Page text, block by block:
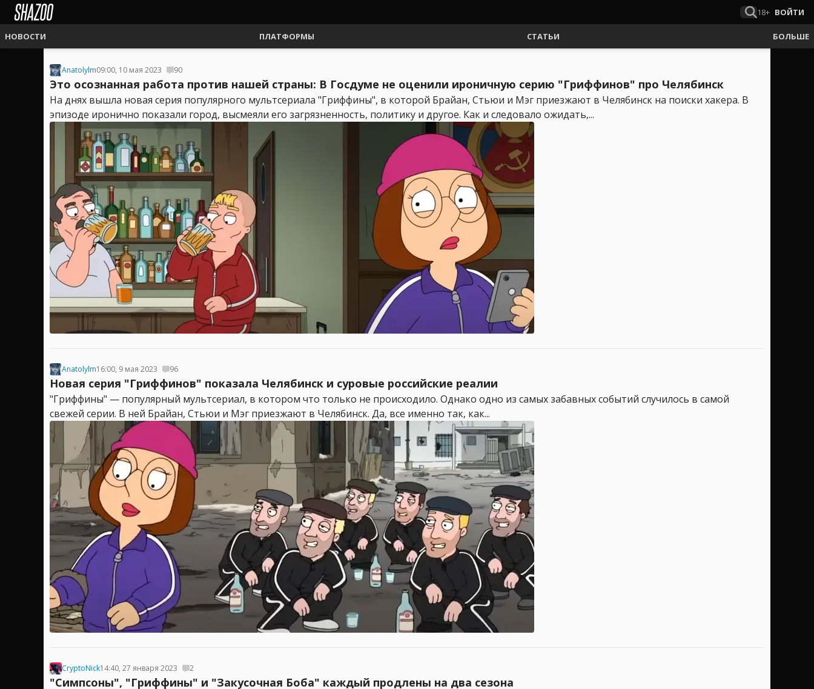
18+ ВОЙТИ
НОВОСТИ ПЛАТФОРМЫ СТАТЬИ БОЛЬШЕ
Anatolylm09:00, 10 мая 2023 90
Это осознанная работа против нашей страны: В Госдуме не оценили ироничную серию "Гриффинов" про Челябинск
На днях вышла новая серия популярного мультсериала "Гриффины", в которой Брайан, Стьюи и Мэг приезжают в Челябинск на поиски хакера. В
эпизоде иронично показали город, высмеяли его загрязненность, политику и другое. Как и следовало ожидать,...
Anatolylm16:00, 9 мая 2023 96
Новая серия "Гриффинов" показала Челябинск и суровые российские реалии
"Гриффины" — популярный мультсериал, в котором что только не происходило. Однако одно из самых забавных событий случилось в самой
свежей серии. В ней Брайан, Стьюи и Мэг приезжают в Челябинск. Да, все именно так, как...
CryptoNick14:40, 27 января 2023 2
"Симпсоны", "Гриффины" и "Закусочная Боба" каждый продлены на два сезона